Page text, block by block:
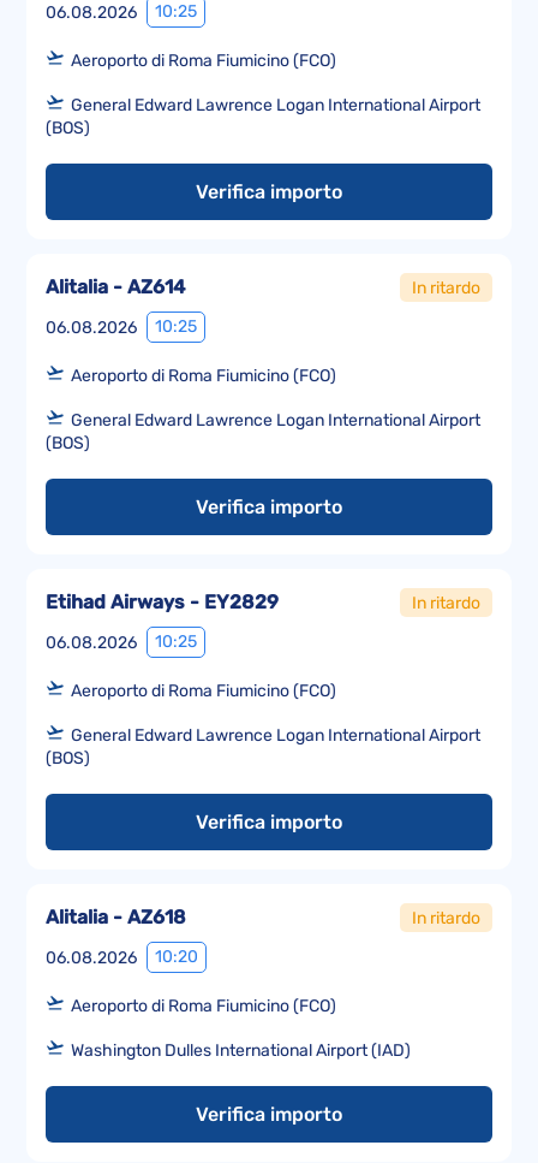
06.08.2026 10:25
Aeroporto di Roma Fiumicino (FCO)
General Edward Lawrence Logan International Airport
(BOS)
Verifica importo
06.08.2026 10:25
Alitalia - AZ614 In ritardo
Aeroporto di Roma Fiumicino (FCO)
General Edward Lawrence Logan International Airport
(BOS)
Verifica importo
06.08.2026 10:25
Etihad Airways - EY2829 In ritardo
Aeroporto di Roma Fiumicino (FCO)
General Edward Lawrence Logan International Airport
(BOS)
Verifica importo
06.08.2026 10:20
Alitalia - AZ618 In ritardo
Aeroporto di Roma Fiumicino (FCO)
Washington Dulles International Airport (IAD)
Verifica importo